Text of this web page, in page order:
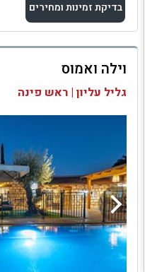
בדיקת זמינות ומחירים
למתחם זה
בדיקת זמינות ומחירים
וילה ואמוס
גליל עליון | ראש פינה